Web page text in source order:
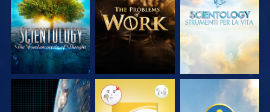
SERIE
SERIE
SERIE